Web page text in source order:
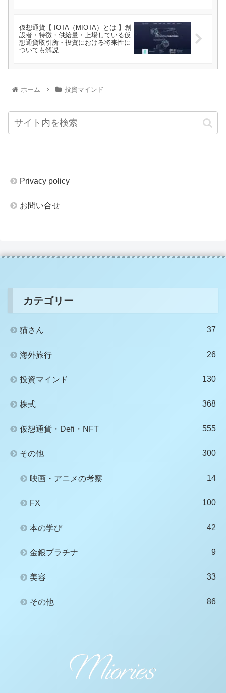
仮想通貨【 IOTA（MIOTA）とは 】創
設者・特徴・供給量・上場している仮
想通貨取引所・投資における将来性に
ついても解説
ホーム 投資マインド
Privacy policy
お問い合せ
カテゴリー
猫さん 37
海外旅行 26
投資マインド 130
株式 368
仮想通貨・Defi・NFT 555
その他 300
映画・アニメの考察 14
FX 100
本の学び 42
金銀プラチナ 9
美容 33
その他 86